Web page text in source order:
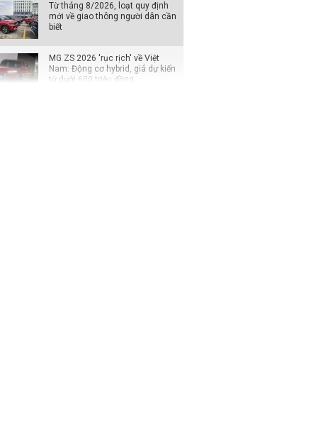
Từ tháng 8/2026, loạt quy định
mới về giao thông người dân cần
biết
MG ZS 2026 'rục rịch' về Việt
Nam: Động cơ hybrid, giá dự kiến
từ dưới 600 triệu đồng